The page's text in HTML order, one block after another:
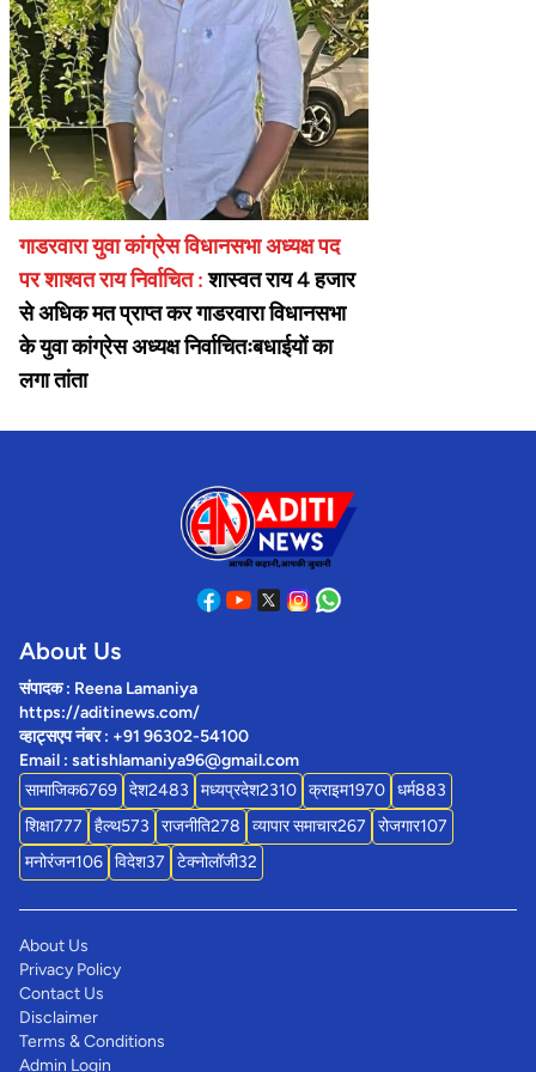
गाडरवारा युवा कांग्रेस विधानसभा अध्यक्ष पद
पर शाश्वत राय निर्वाचित :शास्वत राय 4 हजार
से अधिक मत प्राप्त कर गाडरवारा विधानसभा
के युवा कांग्रेस अध्यक्ष निर्वाचितःबधाईयों का
लगा तांता
About Us
संपादक : Reena Lamaniya
https://aditinews.com/
व्हाट्सएप नंबर : +91 96302-54100
Email : satishlamaniya96@gmail.com
सामाजिक6769 देश2483 मध्यप्रदेश2310 क्राइम1970 धर्म883
शिक्षा777 हैल्थ573 राजनीति278 व्यापार समाचार267 रोजगार107
मनोरंजन106 विदेश37 टेक्नोलॉजी32
About Us
Privacy Policy
Contact Us
Disclaimer
Terms & Conditions
Admin Login